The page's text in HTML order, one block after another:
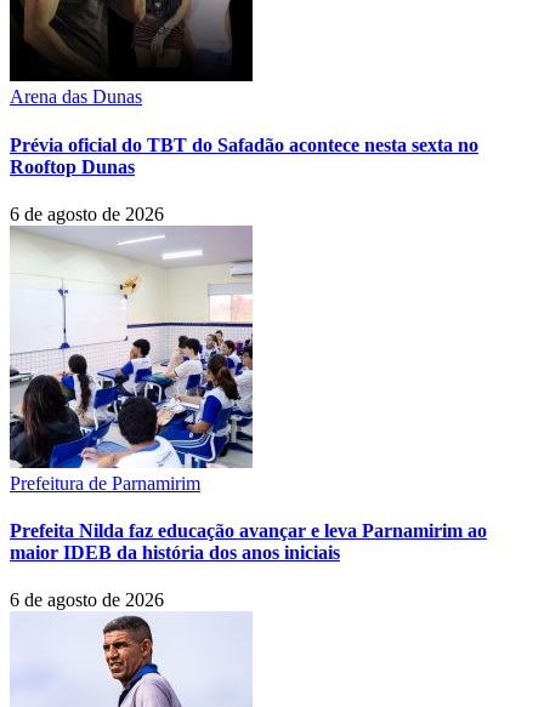
Arena das Dunas
Prévia oficial do TBT do Safadão acontece nesta sexta no
Rooftop Dunas
6 de agosto de 2026
Prefeitura de Parnamirim
Prefeita Nilda faz educação avançar e leva Parnamirim ao
maior IDEB da história dos anos iniciais
6 de agosto de 2026